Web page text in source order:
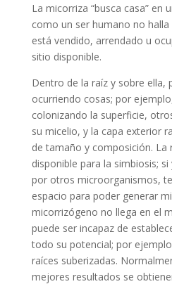
La micorriza “busca casa” en
como un ser humano no
está vendido, arrendado u
sitio disponible.
Dentro de la raíz y sobre ella,
ocurriendo cosas; por
colonizando la superficie,
su micelio, y la capa exterior
de tamaño y composición. La
disponible para la simbiosis;
por otros microorganismos,
espacio para poder generar
micorrizógeno no llega en el
puede ser incapaz de
todo su potencial; por
raíces suberizadas.
mejores resultados se